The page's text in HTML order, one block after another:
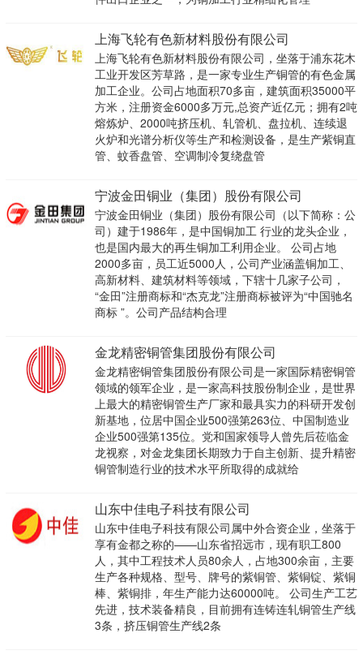
上海飞轮有色新材料股份有限公司
上海飞轮有色新材料股份有限公司，坐落于浦东花木
工业开发区芳草路，是一家专业生产铜管的有色金属
加工企业。公司占地面积70多亩，建筑面积35000平
方米，注册资金6000多万元,总资产近亿元；拥有2吨
熔炼炉、2000吨挤压机、轧管机、盘拉机、连续退
火炉和光谱分析仪等生产和检测设备，是生产紫铜直
管、蚊香盘管、空调制冷复绕盘管
宁波金田铜业（集团）股份有限公司
宁波金田铜业（集团）股份有限公司（以下简称：公
司）建于1986年，是中国铜加工 行业的龙头企业，
也是国内最大的再生铜加工利用企业。 公司占地
2000多亩，员工近5000人，公司产业涵盖铜加工、
高新材料、建筑材料等领域，下辖十几家子公司，
“金田”注册商标和“杰克龙”注册商标被评为“中国驰名
商标 ”。公司产品结构合理
金龙精密铜管集团股份有限公司
金龙精密铜管集团股份有限公司是一家国际精密铜管
领域的领军企业，是一家高科技股份制企业，是世界
上最大的精密铜管生产厂家和最具实力的科研开发创
新基地，位居中国企业500强第263位、中国制造业
企业500强第135位。党和国家领导人曾先后莅临金
龙视察，对金龙集团长期致力于自主创新、提升精密
铜管制造行业的技术水平所取得的成就给
山东中佳电子科技有限公司
山东中佳电子科技有限公司属中外合资企业，坐落于
享有金都之称的——山东省招远市，现有职工800
人，其中工程技术人员80余人，占地300余亩，主要
生产各种规格、型号、牌号的紫铜管、紫铜锭、紫铜
棒、紫铜排，年生产能力达60000吨。 公司生产工艺
先进，技术装备精良，目前拥有连铸连轧铜管生产线
3条，挤压铜管生产线2条